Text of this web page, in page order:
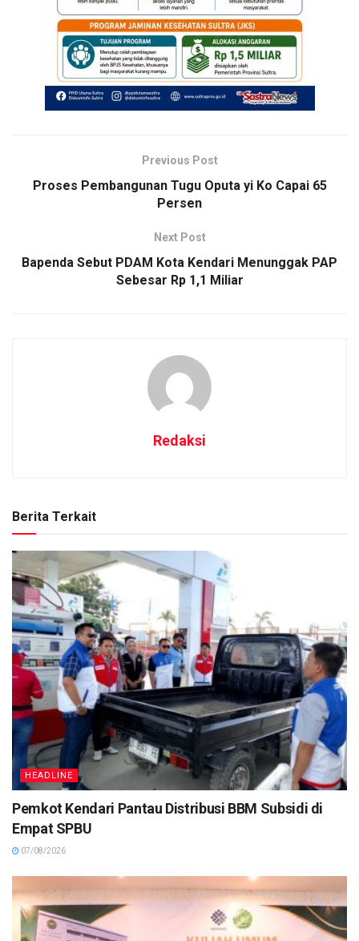
Previous Post
Proses Pembangunan Tugu Oputa yi Ko Capai 65
Persen
Next Post
Bapenda Sebut PDAM Kota Kendari Menunggak PAP
Sebesar Rp 1,1 Miliar
Redaksi
Berita Terkait
HEADLINE
Pemkot Kendari Pantau Distribusi BBM Subsidi di
Empat SPBU
07/08/2026